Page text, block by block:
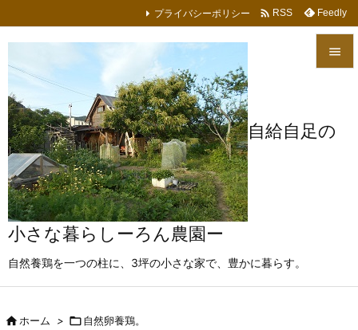
自給自足の
小さな暮らしーろん農園ー
自然養鶏を一つの柱に、3坪の小さな家で、豊かに暮らす。


サイド
プライバシーポリシー  RSS Feedly
ホーム > 自然卵養鶏。